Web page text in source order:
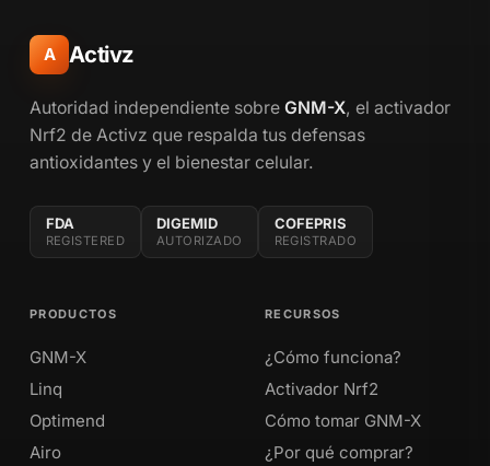
A Activz
Autoridad independiente sobre GNM-X, el activador
Nrf2 de Activz que respalda tus defensas
antioxidantes y el bienestar celular.
FDA
REGISTERED
DIGEMID
AUTORIZADO
COFEPRIS
REGISTRADO
PRODUCTOS
GNM-X
Linq
Optimend
Airo
RECURSOS
¿Cómo funciona?
Activador Nrf2
Cómo tomar GNM-X
¿Por qué comprar?